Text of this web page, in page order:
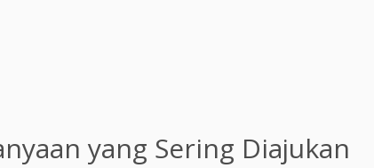
yang Sering Diajukan